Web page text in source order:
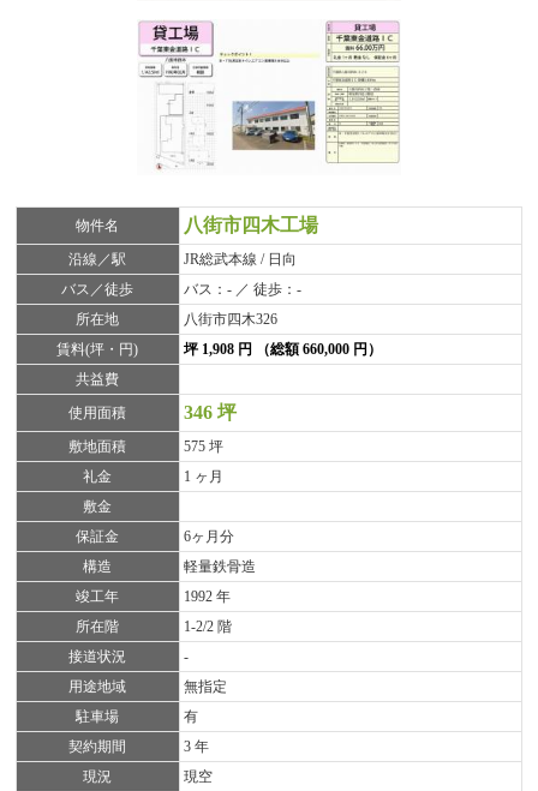
物件名 八街市四木工場
沿線／駅
JR総武本線 / 日向
バス／徒歩
バス：- ／ 徒歩：-
所在地
八街市四木326
賃料(坪・円)
坪 1,908 円 （総額 660,000 円）
共益費
使用面積
346 坪
敷地面積
575 坪
礼金
1 ヶ月
敷金
保証金
6ヶ月分
構造
軽量鉄骨造
竣工年
1992 年
所在階
1-2/2 階
接道状況
-
用途地域
無指定
駐車場
有
契約期間
3 年
現況
現空